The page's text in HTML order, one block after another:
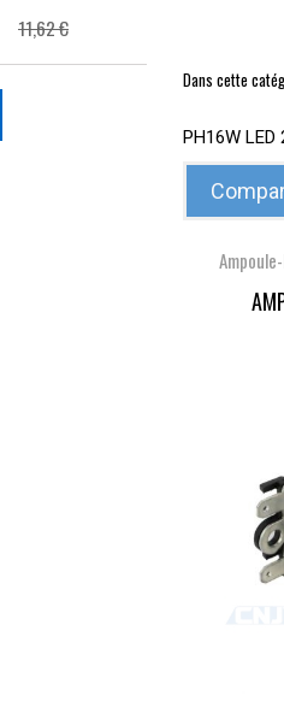
11,62 €
Dans cette
PH16W LED